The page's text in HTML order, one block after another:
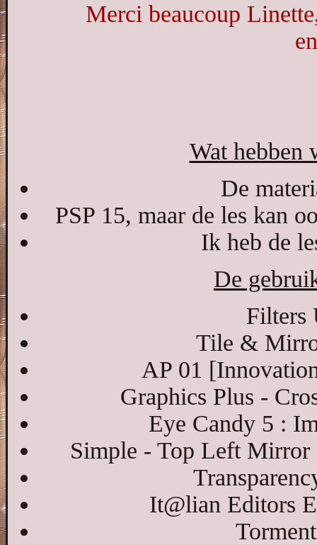
Merci beaucoup
Wat hebben
De
PSP 15, maar de les kan
Ik heb de
De
Filters
Tile &
AP 01
Graphics Plus -
Eye Candy 5 :
Simple - Top Left
It@lian Editors